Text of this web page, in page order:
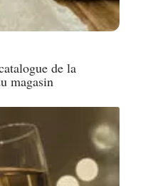
de la
magasin